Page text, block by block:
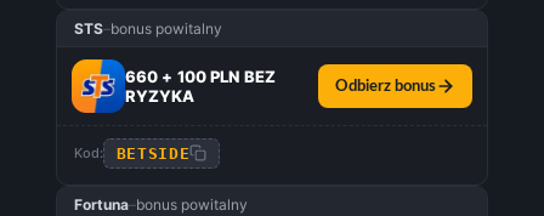
STS–bonus powitalny
660 + 100 PLN BEZ
RYZYKA
Odbierz bonus
Kod: BETSIDE
Fortuna–bonus powitalny